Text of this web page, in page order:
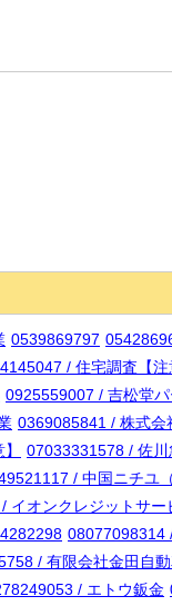
0539869797
/ 住宅調査【
0925559007 / 吉松堂パ
0369085841 / 株式会
07033331578 / 佐
/ 中国ニチユ
イオンクレジットサー
08077098314
/ 有限会社金田自
/ エトウ鈑金